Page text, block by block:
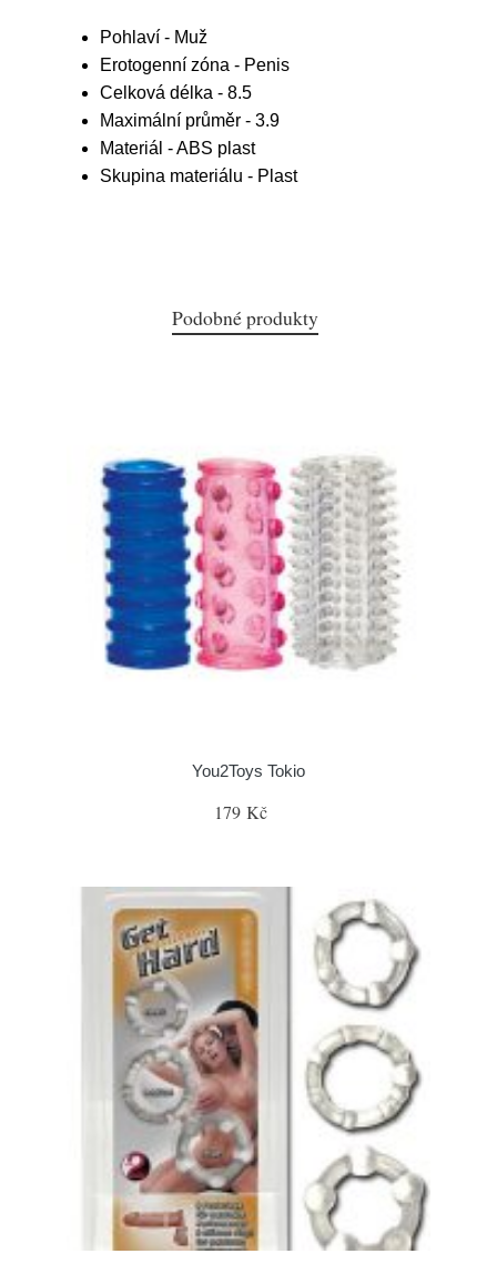
Pohlaví - Muž
Erotogenní zóna - Penis
Celková délka - 8.5
Maximální průměr - 3.9
Materiál - ABS plast
Skupina materiálu - Plast
Podobné produkty
You2Toys Tokio
179 Kč